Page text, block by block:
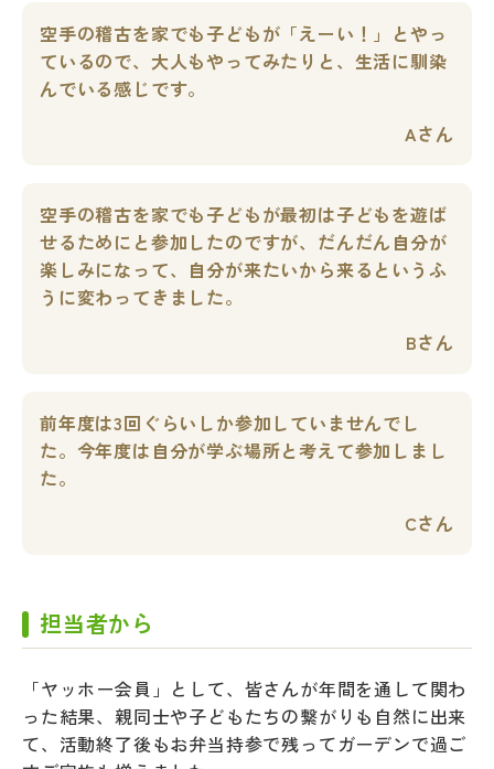
空手の稽古を家でも子どもが「えーい！」とやっ
ているので、大人もやってみたりと、生活に馴染
んでいる感じです。
Aさん
空手の稽古を家でも子どもが最初は子どもを遊ば
せるためにと参加したのですが、だんだん自分が
楽しみになって、自分が来たいから来るというふ
うに変わってきました。
Bさん
前年度は3回ぐらいしか参加していませんでし
た。今年度は自分が学ぶ場所と考えて参加しまし
た。
Cさん
担当者から
「ヤッホー会員」として、皆さんが年間を通して関わ
った結果、親同士や子どもたちの繋がりも自然に出来
て、活動終了後もお弁当持参で残ってガーデンで過ご